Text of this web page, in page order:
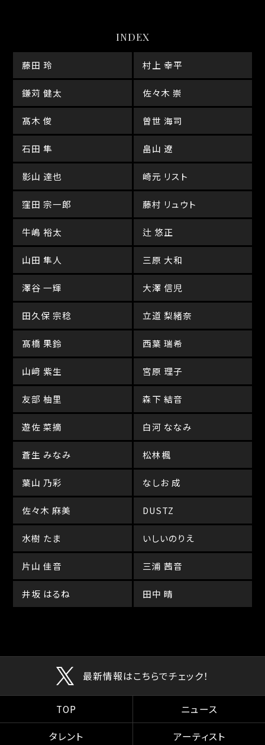
INDEX
藤田 玲 村上 幸平
鎌苅 健太 佐々木 崇
髙木 俊 曽世 海司
石田 隼 畠山 遼
影山 達也 崎元 リスト
窪田 宗一郎 藤村 リュウト
牛嶋 裕太 辻 悠正
山田 隼人 三原 大和
澤谷 一輝 大澤 信児
田久保 宗稔 立道 梨緒奈
髙橋 果鈴 西葉 瑞希
山﨑 紫生 宮原 理子
友部 柚里 森下 結音
遊佐 菜摘 白河 ななみ
蒼生 みなみ 松林楓
葉山 乃彩 なしお 成
佐々木 麻美 DUSTZ
水樹 たま いしいのりえ
片山 佳音 三浦 茜音
井坂 はるね 田中 晴
最新情報はこちらでチェック！
TOP
ニュース
タレント
アーティスト